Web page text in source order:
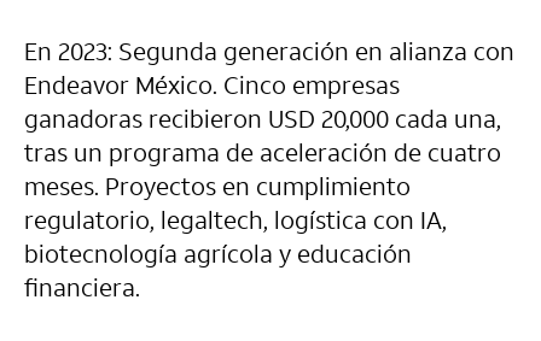
En 2023: Segunda generación en alianza con
Endeavor México. Cinco empresas
ganadoras recibieron USD 20,000 cada una,
tras un programa de aceleración de cuatro
meses. Proyectos en cumplimiento
regulatorio, legaltech, logística con IA,
biotecnología agrícola y educación
financiera.